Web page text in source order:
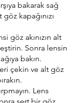
bakarak sağ
kapağınızı
göz akınızın alt
Sonra lensin
bakın.
çekin ve alt göz
Lens